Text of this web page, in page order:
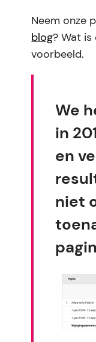
Neem onze
blog? Wat is
voorbeeld.
We
in
en
niet